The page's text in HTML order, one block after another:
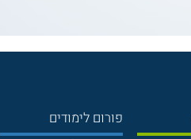
פורום לימודים